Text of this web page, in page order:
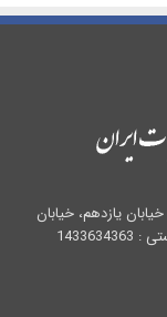
یازدهم، خیابان